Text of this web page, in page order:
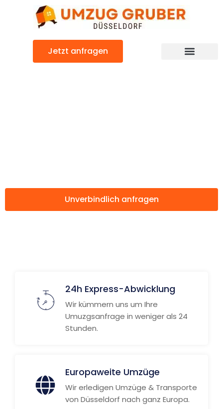
Jetzt anfragen
Unverbindlich anfragen
24h Express-Abwicklung
Wir kümmern uns um Ihre
Umuzgsanfrage in weniger als 24
Stunden.
Europaweite Umzüge
Wir erledigen Umzüge & Transporte
von Düsseldorf nach ganz Europa.